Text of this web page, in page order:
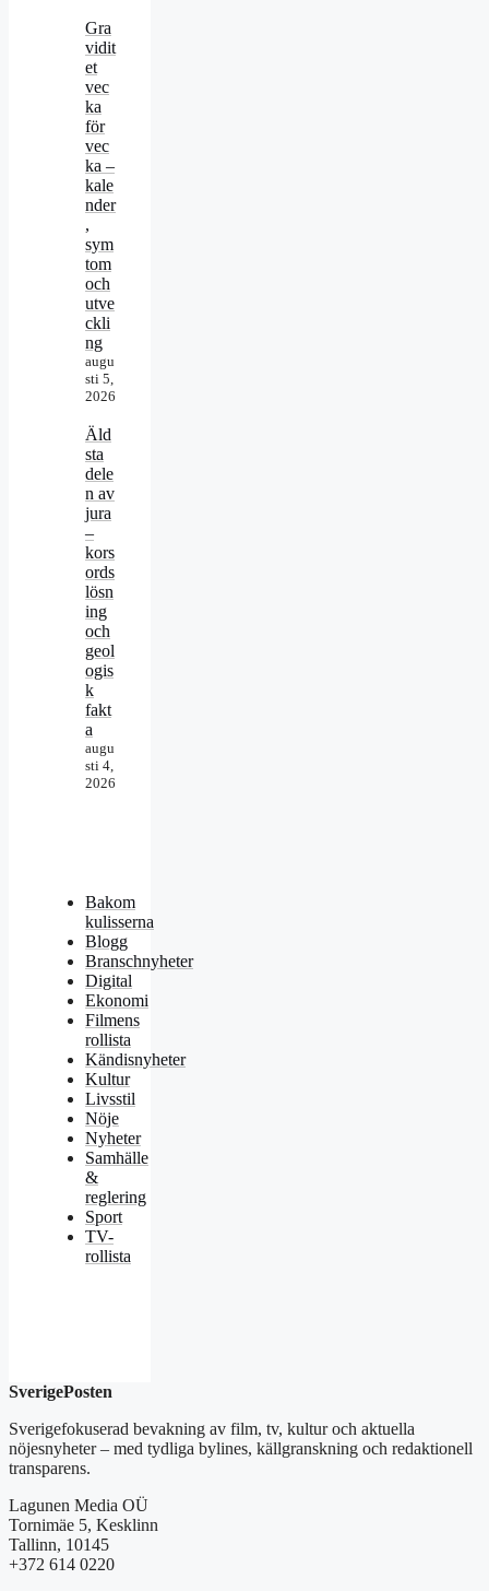
Gra
vidit
et
vec
ka
för
vec
ka –
kale
nder
,
sym
tom
och
utve
ckli
ng
augu
sti 5,
2026
Äld
sta
dele
n av
jura
–
kors
ords
lösn
ing
och
geol
ogis
k
fakt
a
augu
sti 4,
2026
Bakom
kulisserna
Blogg
Branschnyheter
Digital
Ekonomi
Filmens
rollista
Kändisnyheter
Kultur
Livsstil
Nöje
Nyheter
Samhälle
&
reglering
Sport
TV-
rollista
SverigePosten
Sverigefokuserad bevakning av film, tv, kultur och aktuella
nöjesnyheter – med tydliga bylines, källgranskning och redaktionell
transparens.
Lagunen Media OÜ
Tornimäe 5, Kesklinn
Tallinn, 10145
+372 614 0220